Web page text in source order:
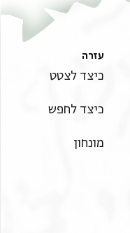
עזרה
כיצד לצטט
כיצד לחפש
מונחון